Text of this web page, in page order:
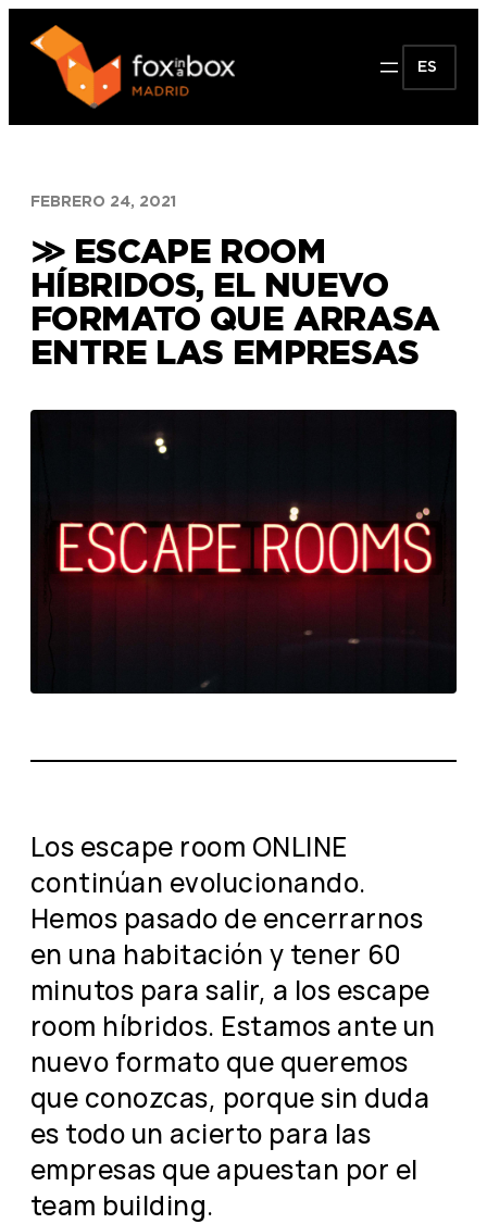
Saltar
contenido
ES
FEBRERO 24, 2021
≫ ESCAPE ROOM
HÍBRIDOS, EL NUEVO
FORMATO QUE ARRASA
ENTRE LAS EMPRESAS
Los escape room ONLINE
continúan evolucionando.
Hemos pasado de encerrarnos
en una habitación y tener 60
minutos para salir, a los escape
room híbridos. Estamos ante un
nuevo formato que queremos
que conozcas, porque sin duda
es todo un acierto para las
empresas que apuestan por el
team building.